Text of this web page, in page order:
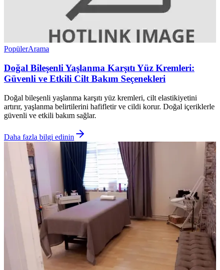
PopülerArama
Doğal Bileşenli Yaşlanma Karşıtı Yüz Kremleri:
Güvenli ve Etkili Cilt Bakım Seçenekleri
Doğal bileşenli yaşlanma karşıtı yüz kremleri, cilt elastikiyetini
artırır, yaşlanma belirtilerini hafifletir ve cildi korur. Doğal içeriklerle
güvenli ve etkili bakım sağlar.
Daha fazla bilgi edinin